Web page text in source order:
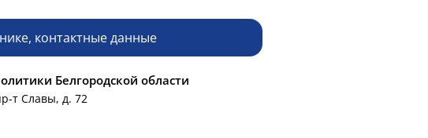
контактные данные
Белгородской области
т Славы, д. 72